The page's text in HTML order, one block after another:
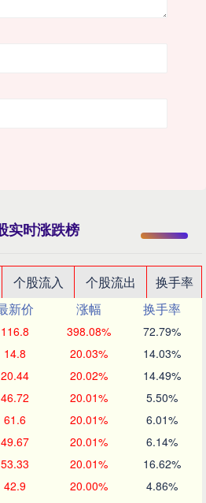
实时涨跌榜
个股流入 个股流出
换手率
新价 涨幅
换手率
116.8 398.08% 72.79%
14.8 20.03% 14.03%
20.44 20.02% 14.49%
46.72 20.01% 5.50%
61.6 20.01% 6.01%
49.67 20.01% 6.14%
53.33 20.01% 16.62%
42.9 20.00% 4.86%